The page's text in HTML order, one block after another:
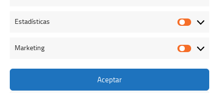
Estadísticas
Marketing
Aceptar
Colegio Oficial de Veterinarios de Cáceres © 2026. Todos los